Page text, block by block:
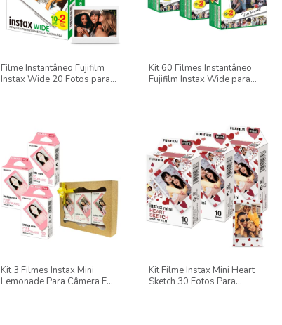
Filme Instantâneo Fujifilm
Instax Wide 20 Fotos para
Kit 60 Filmes Instantâneo
Fujifilm Instax Wide para
Kit 3 Filmes Instax Mini
Lemonade Para Câmera E
Kit Filme Instax Mini Heart
Sketch 30 Fotos Para